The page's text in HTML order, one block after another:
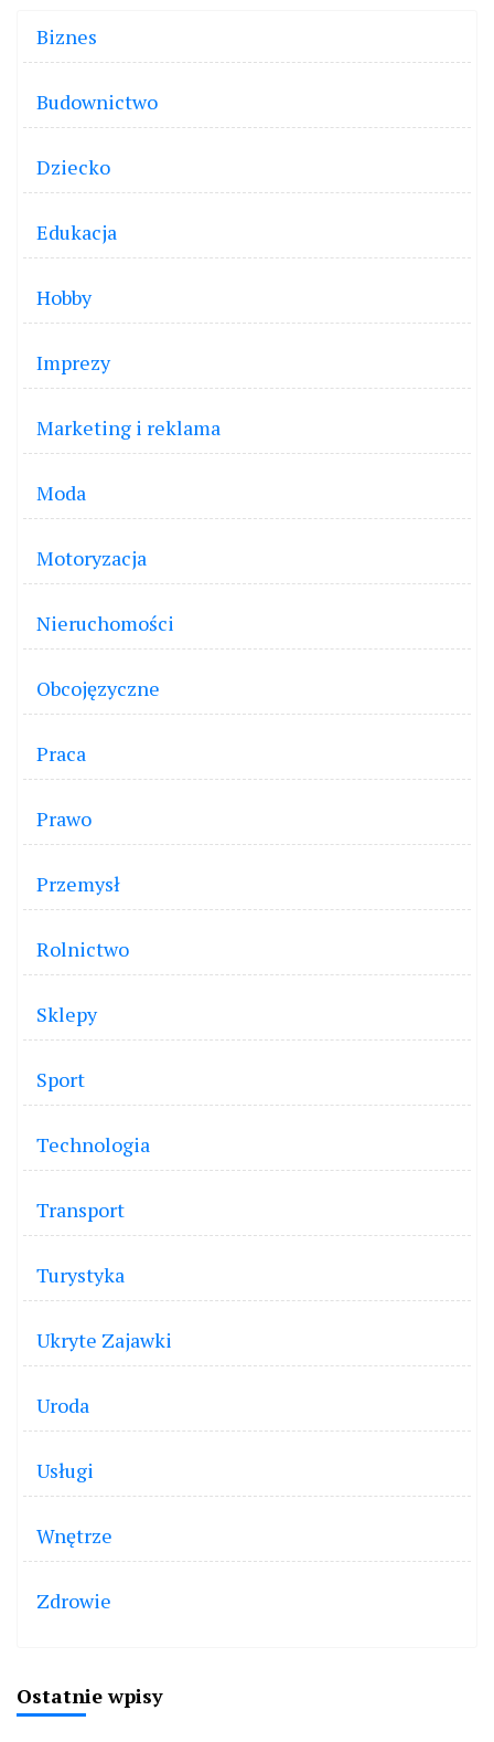
Biznes
Budownictwo
Dziecko
Edukacja
Hobby
Imprezy
Marketing i reklama
Moda
Motoryzacja
Nieruchomości
Obcojęzyczne
Praca
Prawo
Przemysł
Rolnictwo
Sklepy
Sport
Technologia
Transport
Turystyka
Ukryte Zajawki
Uroda
Usługi
Wnętrze
Zdrowie
Ostatnie wpisy